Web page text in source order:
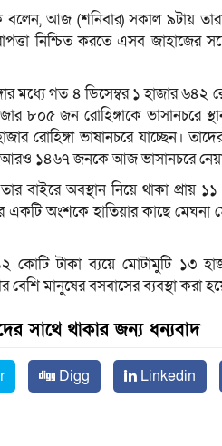
বলেন, আজ (শনিবার) সকাল ৯টায়
নিশ্চিত করতে এসব জাহাজের
মধ্যে গত ৪ ডিসেম্বর ১ হাজার ৬৪২
জন রোহিঙ্গাকে ভাসানচরে
রোহিঙ্গা ভাষানচরে যাচ্ছেন।
১৪৬৭ জনকে আজ ভাসানচরে
বাইরে অবস্থান নিয়ে থাকা প্রায়
অংশকে হাতিয়ার কাছে মেঘনা
কোটি টাকা ব্যয়ে মোটামুটি ১৩
মানুষের বসবাসের ব্যবস্থা করা
সাথে থাকার জন্য ধন্যবাদ
Digg Linkedin